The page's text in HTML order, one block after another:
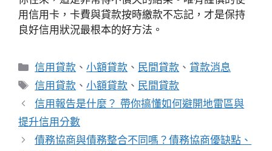
用信用卡，卡費與貸款按時繳款不忘記，才是保持
良好信用狀況最根本的好方法。
分
類
信用貸款 、小額貸款 、 民間貸款 、貸款消息
標
籤
信用貸款 、小額貸款 、 民間貸款
信用報告是什麼？ 帶你搞懂如何避開地雷區與
提升信用分數
債務協商與債務整合不同嗎？債務協商優缺點、